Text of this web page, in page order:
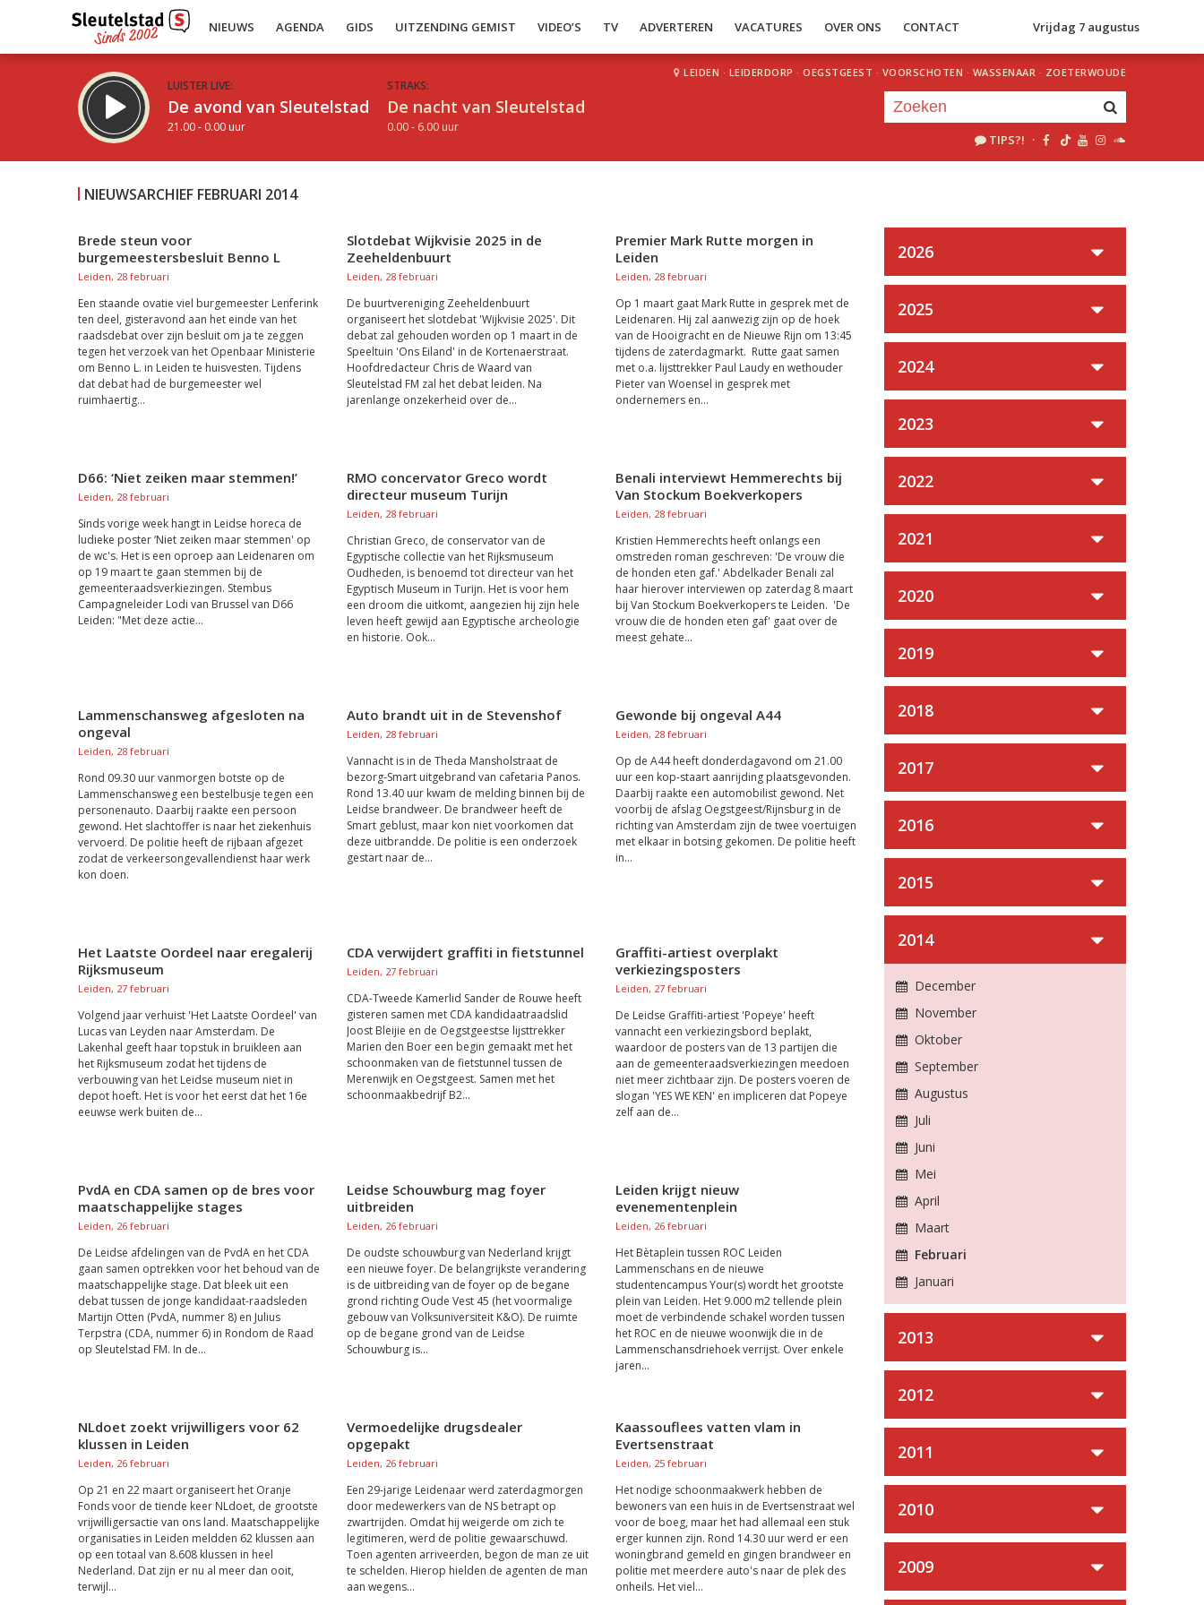
NIEUWS AGENDA GIDS UITZENDING GEMIST VIDEO’S TV ADVERTEREN VACATURES OVER ONS CONTACT Vrijdag 7 augustus
LUISTER LIVE:
De avond van Sleutelstad
21.00 - 0.00 uur
STRAKS:
De nacht van Sleutelstad
0.00 - 6.00 uur
LEIDEN · LEIDERDORP · OEGSTGEEST · VOORSCHOTEN · WASSENAAR · ZOETERWOUDE
TIPS?! ·
Inklappen
NIEUWSARCHIEF FEBRUARI 2014
Brede steun voor
burgemeestersbesluit Benno L
Leiden, 28 februari
Een staande ovatie viel burgemeester Lenferink
ten deel, gisteravond aan het einde van het
raadsdebat over zijn besluit om ja te zeggen
tegen het verzoek van het Openbaar Ministerie
om Benno L. in Leiden te huisvesten. Tijdens
dat debat had de burgemeester wel
ruimhaertig...
Slotdebat Wijkvisie 2025 in de
Zeeheldenbuurt
Leiden, 28 februari
De buurtvereniging Zeeheldenbuurt
organiseert het slotdebat 'Wijkvisie 2025'. Dit
debat zal gehouden worden op 1 maart in de
Speeltuin 'Ons Eiland' in de Kortenaerstraat.
Hoofdredacteur Chris de Waard van
Sleutelstad FM zal het debat leiden. Na
jarenlange onzekerheid over de...
Premier Mark Rutte morgen in
Leiden
Leiden, 28 februari
Op 1 maart gaat Mark Rutte in gesprek met de
Leidenaren. Hij zal aanwezig zijn op de hoek
van de Hooigracht en de Nieuwe Rijn om 13:45
tijdens de zaterdagmarkt. Rutte gaat samen
met o.a. lijsttrekker Paul Laudy en wethouder
Pieter van Woensel in gesprek met
ondernemers en...
D66: ‘Niet zeiken maar stemmen!’
Leiden, 28 februari
Sinds vorige week hangt in Leidse horeca de
ludieke poster ‘Niet zeiken maar stemmen' op
de wc's. Het is een oproep aan Leidenaren om
op 19 maart te gaan stemmen bij de
gemeenteraadsverkiezingen. Stembus
Campagneleider Lodi van Brussel van D66
Leiden: "Met deze actie...
RMO concervator Greco wordt
directeur museum Turijn
Leiden, 28 februari
Christian Greco, de conservator van de
Egyptische collectie van het Rijksmuseum
Oudheden, is benoemd tot directeur van het
Egyptisch Museum in Turijn. Het is voor hem
een droom die uitkomt, aangezien hij zijn hele
leven heeft gewijd aan Egyptische archeologie
en historie. Ook...
Benali interviewt Hemmerechts bij
Van Stockum Boekverkopers
Leiden, 28 februari
Kristien Hemmerechts heeft onlangs een
omstreden roman geschreven: 'De vrouw die
de honden eten gaf.' Abdelkader Benali zal
haar hierover interviewen op zaterdag 8 maart
bij Van Stockum Boekverkopers te Leiden. 'De
vrouw die de honden eten gaf' gaat over de
meest gehate...
Lammenschansweg afgesloten na
ongeval
Leiden, 28 februari
Rond 09.30 uur vanmorgen botste op de
Lammenschansweg een bestelbusje tegen een
personenauto. Daarbij raakte een persoon
gewond. Het slachtoffer is naar het ziekenhuis
vervoerd. De politie heeft de rijbaan afgezet
zodat de verkeersongevallendienst haar werk
kon doen.
Auto brandt uit in de Stevenshof
Leiden, 28 februari
Vannacht is in de Theda Mansholstraat de
bezorg-Smart uitgebrand van cafetaria Panos.
Rond 13.40 uur kwam de melding binnen bij de
Leidse brandweer. De brandweer heeft de
Smart geblust, maar kon niet voorkomen dat
deze uitbrandde. De politie is een onderzoek
gestart naar de...
Gewonde bij ongeval A44
Leiden, 28 februari
Op de A44 heeft donderdagavond om 21.00
uur een kop-staart aanrijding plaatsgevonden.
Daarbij raakte een automobilist gewond. Net
voorbij de afslag Oegstgeest/Rijnsburg in de
richting van Amsterdam zijn de twee voertuigen
met elkaar in botsing gekomen. De politie heeft
in...
Het Laatste Oordeel naar eregalerij
Rijksmuseum
Leiden, 27 februari
Volgend jaar verhuist 'Het Laatste Oordeel' van
Lucas van Leyden naar Amsterdam. De
Lakenhal geeft haar topstuk in bruikleen aan
het Rijksmuseum zodat het tijdens de
verbouwing van het Leidse museum niet in
depot hoeft. Het is voor het eerst dat het 16e
eeuwse werk buiten de...
CDA verwijdert graffiti in fietstunnel
Leiden, 27 februari
CDA-Tweede Kamerlid Sander de Rouwe heeft
gisteren samen met CDA kandidaatraadslid
Joost Bleijie en de Oegstgeestse lijsttrekker
Marien den Boer een begin gemaakt met het
schoonmaken van de fietstunnel tussen de
Merenwijk en Oegstgeest. Samen met het
schoonmaakbedrijf B2...
Graffiti-artiest overplakt
verkiezingsposters
Leiden, 27 februari
De Leidse Graffiti-artiest 'Popeye' heeft
vannacht een verkiezingsbord beplakt,
waardoor de posters van de 13 partijen die
aan de gemeenteraadsverkiezingen meedoen
niet meer zichtbaar zijn. De posters voeren de
slogan 'YES WE KEN' en impliceren dat Popeye
zelf aan de...
PvdA en CDA samen op de bres voor
maatschappelijke stages
Leiden, 26 februari
De Leidse afdelingen van de PvdA en het CDA
gaan samen optrekken voor het behoud van de
maatschappelijke stage. Dat bleek uit een
debat tussen de jonge kandidaat-raadsleden
Martijn Otten (PvdA, nummer 8) en Julius
Terpstra (CDA, nummer 6) in Rondom de Raad
op Sleutelstad FM. In de...
Leidse Schouwburg mag foyer
uitbreiden
Leiden, 26 februari
De oudste schouwburg van Nederland krijgt
een nieuwe foyer. De belangrijkste verandering
is de uitbreiding van de foyer op de begane
grond richting Oude Vest 45 (het voormalige
gebouw van Volksuniversiteit K&O). De ruimte
op de begane grond van de Leidse
Schouwburg is...
Leiden krijgt nieuw
evenementenplein
Leiden, 26 februari
Het Bètaplein tussen ROC Leiden
Lammenschans en de nieuwe
studentencampus Your(s) wordt het grootste
plein van Leiden. Het 9.000 m2 tellende plein
moet de verbindende schakel worden tussen
het ROC en de nieuwe woonwijk die in de
Lammenschansdriehoek verrijst. Over enkele
jaren...
NLdoet zoekt vrijwilligers voor 62
klussen in Leiden
Leiden, 26 februari
Op 21 en 22 maart organiseert het Oranje
Fonds voor de tiende keer NLdoet, de grootste
vrijwilligersactie van ons land. Maatschappelijke
organisaties in Leiden meldden 62 klussen aan
op een totaal van 8.608 klussen in heel
Nederland. Dat zijn er nu al meer dan ooit,
terwijl...
Vermoedelijke drugsdealer
opgepakt
Leiden, 26 februari
Een 29-jarige Leidenaar werd zaterdagmorgen
door medewerkers van de NS betrapt op
zwartrijden. Omdat hij weigerde om zich te
legitimeren, werd de politie gewaarschuwd.
Toen agenten arriveerden, begon de man ze uit
te schelden. Hierop hielden de agenten de man
aan wegens...
Kaassouflees vatten vlam in
Evertsenstraat
Leiden, 25 februari
Het nodige schoonmaakwerk hebben de
bewoners van een huis in de Evertsenstraat wel
voor de boeg, maar het had allemaal een stuk
erger kunnen zijn. Rond 14.30 uur werd er een
woningbrand gemeld en gingen brandweer en
politie met meerdere auto's naar de plek des
onheils. Het viel...
2026
2025
2024
2023
2022
2021
2020
2019
2018
2017
2016
2015
2014
December
November
Oktober
September
Augustus
Juli
Juni
Mei
April
Maart
Februari
Januari
2013
2012
2011
2010
2009